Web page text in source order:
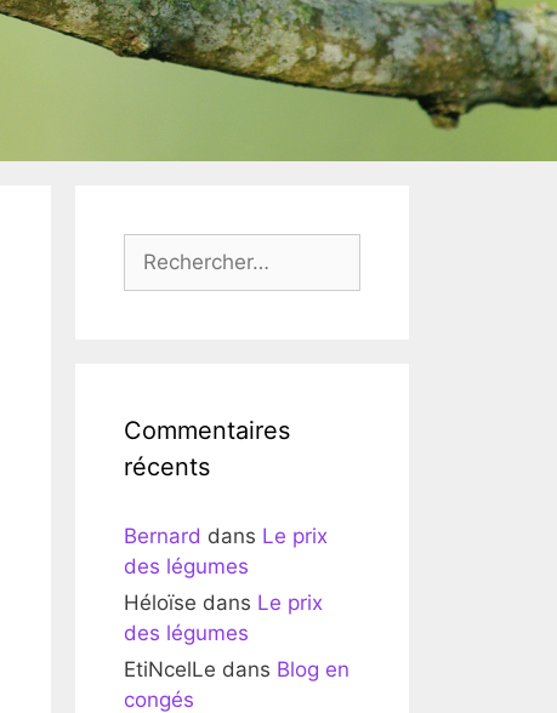
Commentaires
récents
Bernard dans Le prix
des légumes
Héloïse dans Le prix
des légumes
EtiNcelLe dans Blog en
congés